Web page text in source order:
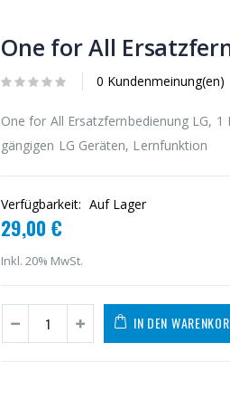
One for All
0 Kundenmeinung(en)
One for All Ersatzfernbedienung LG,
gängigen LG Geräten, Lernfunktion
Verfügbarkeit: Auf Lager
29,00 €
Inkl. 20% MwSt.
IN DEN